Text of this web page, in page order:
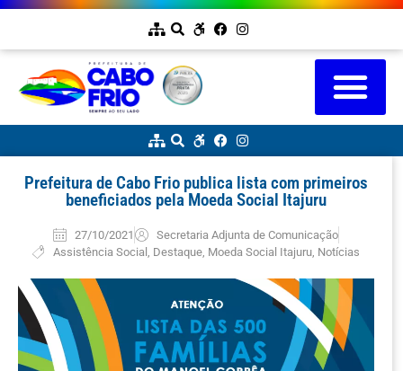
Prefeitura de Cabo Frio publica lista com primeiros
beneficiados pela Moeda Social Itajuru
27/10/2021
Secretaria Adjunta de Comunicação
Assistência Social Destaque Moeda Social Itajuru Notícias